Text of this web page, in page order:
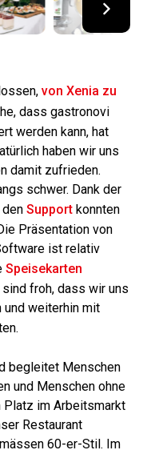
von Xenia zu
dass gastronovi
werden kann, hat
haben wir uns
damit zufrieden.
schwer. Dank der
den Support konnten
Präsentation von
ist relativ
Speisekarten
froh, dass wir uns
weiterhin mit
begleitet Menschen
und Menschen ohne
Platz im Arbeitsmarkt
Restaurant
60-er-Stil. Im